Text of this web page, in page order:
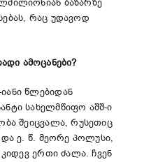
ბაზარზე
რაც უდავოდ
ამოცანები?
წლებიდან
სახელმწიფო აშშ-ი
შეიცვალა, რუსეთიც
და ე. წ. მეორე პოლუსი,
კიდევ ერთი ძალა. ჩვენ